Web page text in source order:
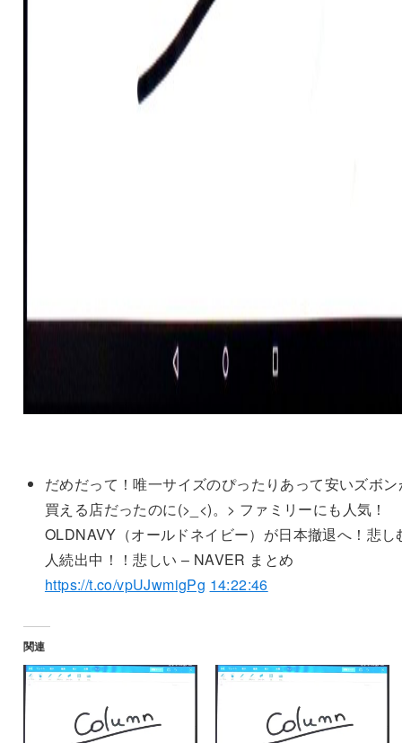
だめだって！唯一サイズのぴったりあって安いズボン
買える店だったのに(>_<)。> ファミリーにも人気！
OLDNAVY（オールドネイビー）が日本撤退へ！悲し
人続出中！！悲しい – NAVER まとめ
https://t.co/vpUJwmigPg 14:22:46
関連